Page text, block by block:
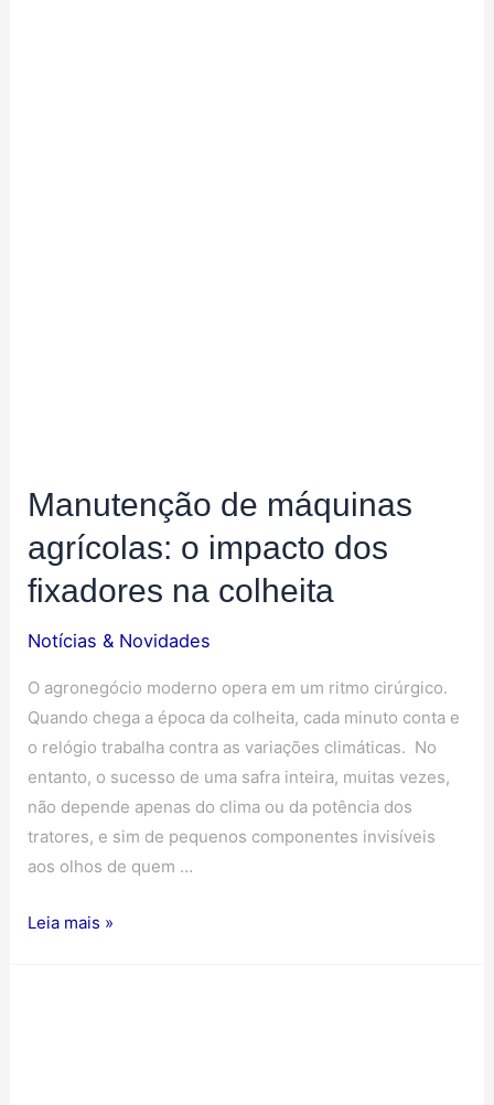
Manutenção de máquinas
agrícolas: o impacto dos
fixadores na colheita
Notícias & Novidades
O agronegócio moderno opera em um ritmo cirúrgico.
Quando chega a época da colheita, cada minuto conta e
o relógio trabalha contra as variações climáticas. No
entanto, o sucesso de uma safra inteira, muitas vezes,
não depende apenas do clima ou da potência dos
tratores, e sim de pequenos componentes invisíveis
aos olhos de quem …
Leia mais »